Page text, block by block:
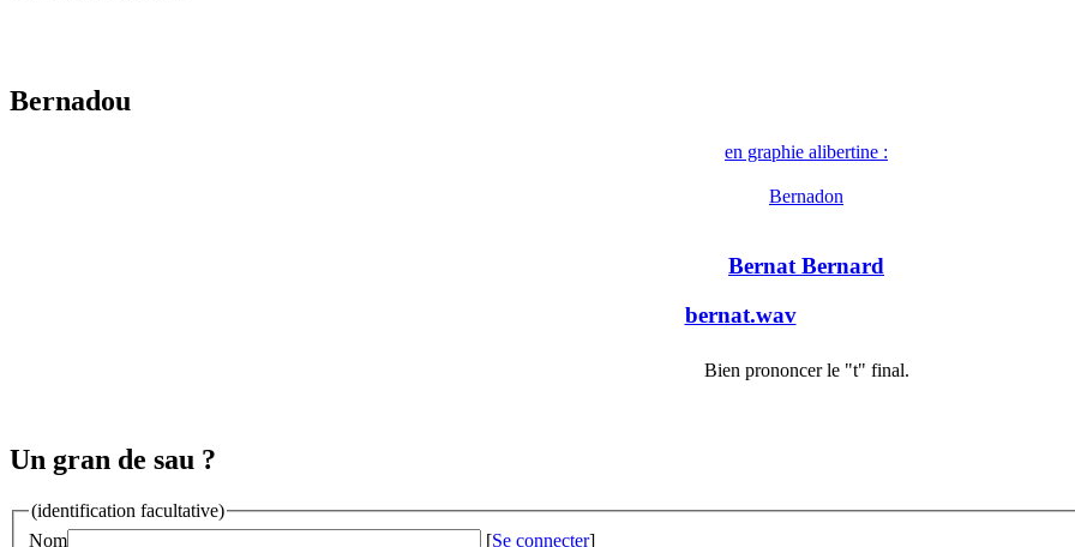
Bernadou
en graphie alibertine :
Bernadon
Bernat Bernard
bernat.wav
Bien prononcer le "t" final.
Un gran de sau ?
(identification facultative)
Nom
[Se connecter]